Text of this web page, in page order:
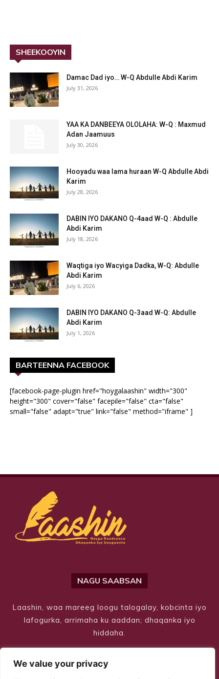
We value your privacy
SHEEKOOYIN
Damac Dad iyo… W-Q Abdulle Abdi Karim
July 31, 2026
YAA KA DANBEEYA OLOLAHA: W-Q : Maxmud
Adan Jaamuus
July 30, 2026
Hooyadu waa lama huraan W-Q Abdulle Abdi
Karim
July 28, 2026
DABIN IYO DAKANO Q-4aad W-Q : Abdulle
Abdi Karim
July 18, 2026
Waqtiga iyo Wacyiga Dadka, W-Q: Abdulle
Abdi Karim
July 6, 2026
DABIN IYO DAKANO Q-3aad W-Q: Abdulle
Abdi Karim
July 1, 2026
BARTEENNA FACEBOOK
[facebook-page-plugin href="hoygalaashin" width="300"
height="300" cover="false" facepile="false" cta="false"
small="false" adapt="true" link="false" method="iframe" ]
NAGU SAABSAN
Laashin, waa mareeg loogu talogalay, kobcinta iyo
lafogurka, arrimaha ku aaddan; dhaqanka iyo
hiddaha.